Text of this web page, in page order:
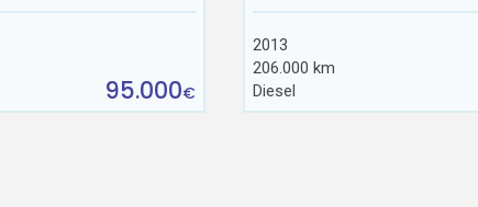
95.000€
2013
206.000 km
Diesel